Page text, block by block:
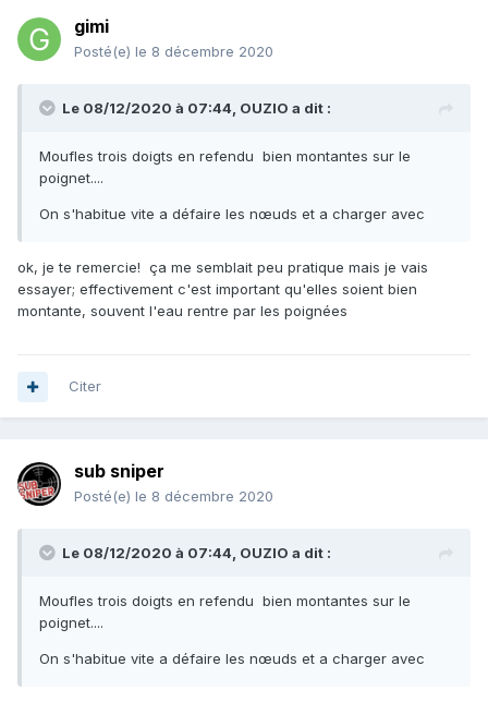
gimi
Posté(e) le 8 décembre 2020
Le 08/12/2020 à 07:44, OUZIO a dit :
Moufles trois doigts en refendu bien montantes sur le
poignet....
On s'habitue vite a défaire les nœuds et a charger avec
ok, je te remercie! ça me semblait peu pratique mais je vais
essayer; effectivement c'est important qu'elles soient bien
montante, souvent l'eau rentre par les poignées
Citer
sub sniper
Posté(e) le 8 décembre 2020
Le 08/12/2020 à 07:44, OUZIO a dit :
Moufles trois doigts en refendu bien montantes sur le
poignet....
On s'habitue vite a défaire les nœuds et a charger avec